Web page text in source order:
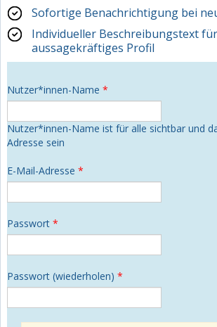
Sofortige Benachrichtigung bei
Individueller Beschreibungstext
aussagekräftiges Profil
Nutzer*innen-Name *
Nutzer*innen-Name ist für alle sichtbar und
Adresse sein
E-Mail-Adresse *
Passwort *
Passwort (wiederholen) *